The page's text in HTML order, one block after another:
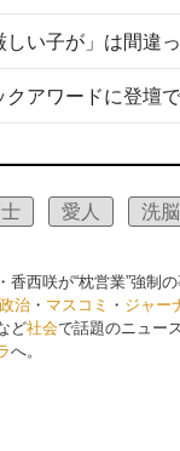
愛人 洗脳
香西咲が“枕営業”強制
政治 ・ マスコミ ・ ジャー
ど社会で話題のニュー
へ。